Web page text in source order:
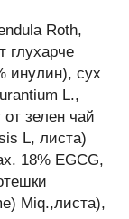
Roth,
глухарче
инулин), сух
L.,
зелен чай
L, листа)
18% EGCG,
Miq.,листа),